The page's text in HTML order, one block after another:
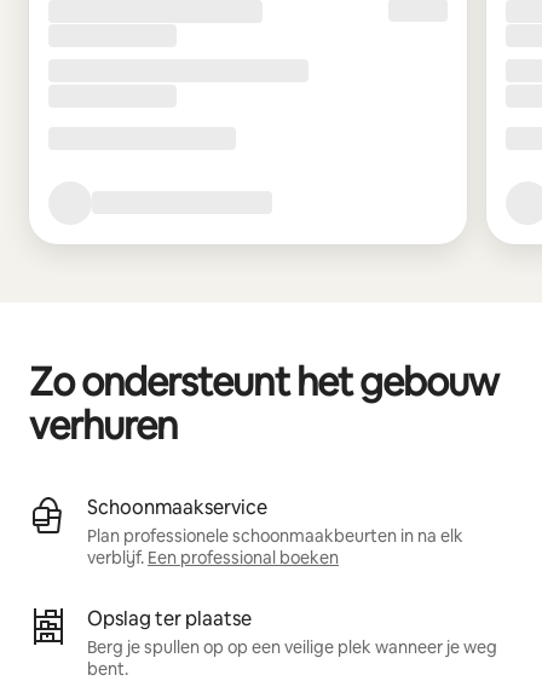
Zo ondersteunt het gebouw
verhuren
Schoonmaakservice
Plan professionele schoonmaakbeurten in na elk
verblijf. Een professional boeken
Opslag ter plaatse
Berg je spullen op op een veilige plek wanneer je weg
bent.